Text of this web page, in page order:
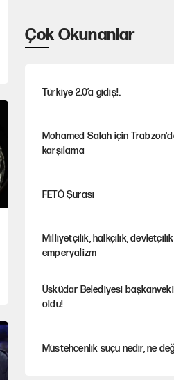
Çok Okunanlar
Türkiye 2.0’a gidiş!..
Mohamed Salah için
karşılama
FETÖ Şurası
Milliyetçilik, halkçılık,
emperyalizm
Üsküdar Belediyesi
oldu!
Müstehcenlik suçu nedir, ne